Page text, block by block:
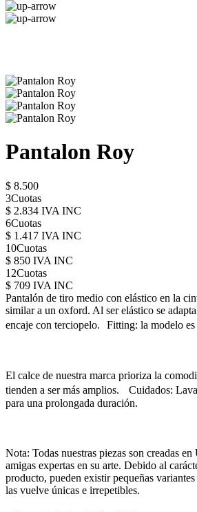
Pantalon Roy
$ 8.500
3Cuotas
$ 2.834 IVA INC
6Cuotas
$ 1.417 IVA INC
10Cuotas
$ 850 IVA INC
12Cuotas
$ 709 IVA INC
Pantalón de tiro medio con elástico en la
similar a un oxford. Al ser elástico se
encaje con terciopelo. Fitting: la modelo es
El calce de nuestra marca prioriza la
tienden a ser más amplios. Cuidados:
para una prolongada duración.
Nota: Todas nuestras piezas son creadas
amigas expertas en su arte. Debido al
producto, pueden existir pequeñas
las vuelve únicas e irrepetibles.